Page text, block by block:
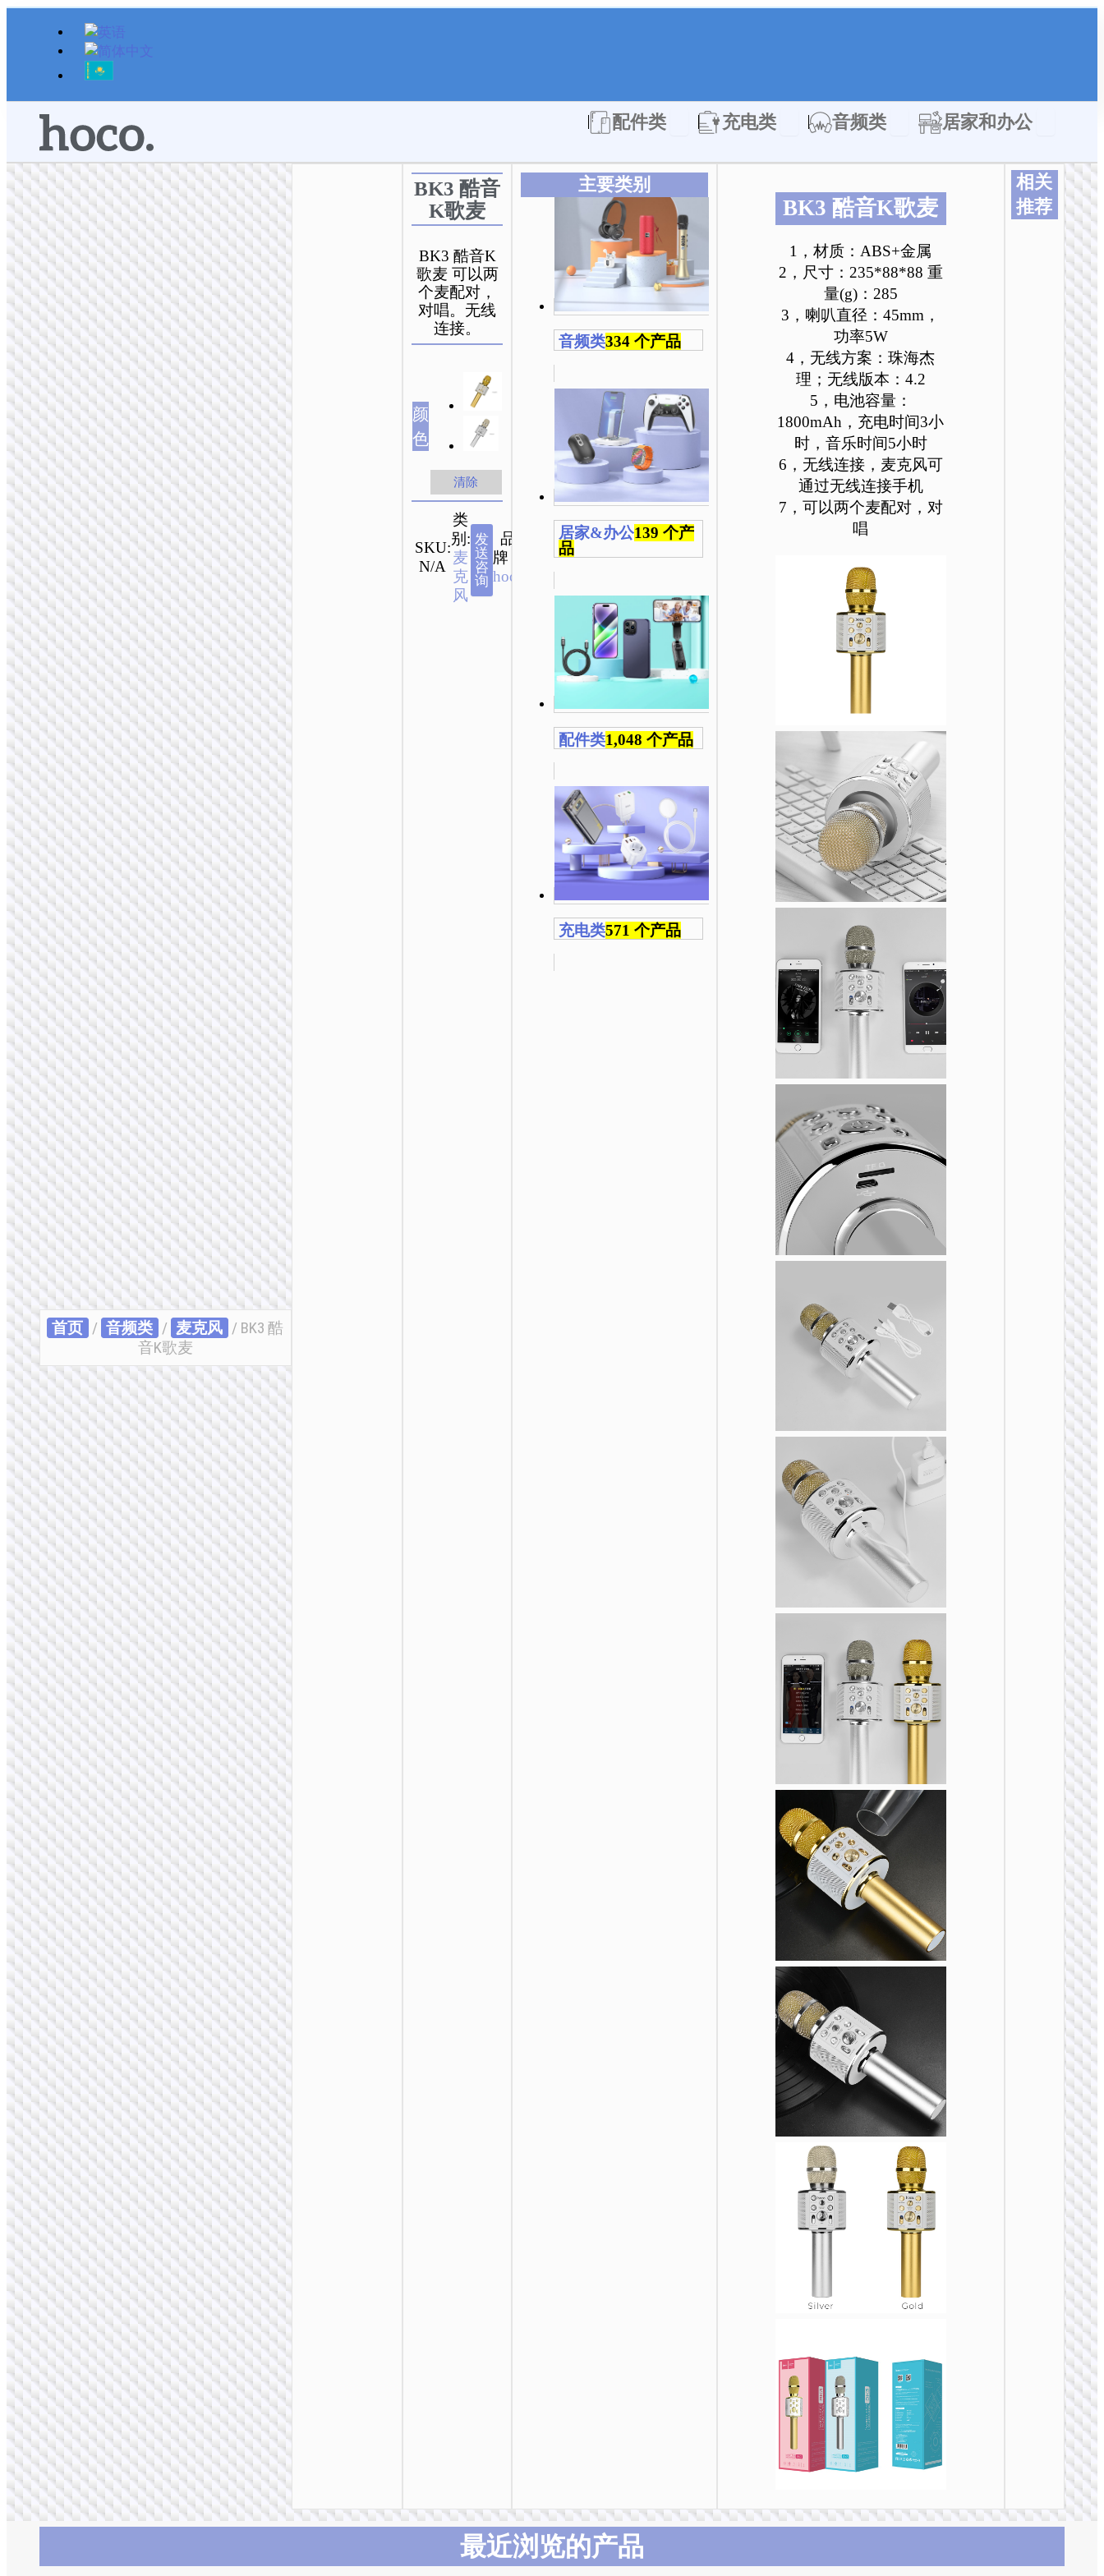
跳
配件类 Open 配件类充电类 Open 充电类音频类 Open 音频类居家和办公
首页 / 音频类 / 麦克风 / BK3 酷
音K歌麦
BK3 酷音
K歌麦
BK3 酷音K
歌麦 可以两
个麦配对，
对唱。无线
连接。
颜
色
清除
SKU:
N/A
类
别:
麦
克
风
发
送
咨
询
品
牌：
hoco
主要类别
音频类334 个产品
居家&办公139 个产
品
配件类1,048 个产品
充电类571 个产品
BK3 酷音K歌麦
1，材质：ABS+金属
2，尺寸：235*88*88 重
量(g)：285
3，喇叭直径：45mm，
功率5W
4，无线方案：珠海杰
理；无线版本：4.2
5，电池容量：
1800mAh，充电时间3小
时，音乐时间5小时
6，无线连接，麦克风可
通过无线连接手机
7，可以两个麦配对，对
唱
相关
推荐
麦克风
L17 双
磁吸领
式无线
字麦克
本
产
品
有
多
种
变
体
可
在
产
品
页
面
上
选
择
这
些
选
项
麦克风
L15 双
清唛领
式无线
字麦克
ver.
本
产
品
有
多
种
变
体
可
在
产
品
页
面
上
选
择
这
些
选
项
麦克风
L15 清
夹式无
数字麦
风
ver.
本
产
品
有
多
种
变
体
可
在
产
品
页
面
上
选
择
这
些
选
项
麦克风
L15 清
夹式无
数字麦
风 iP
本
产
品
有
多
种
变
体
可
在
产
品
页
面
上
选
择
这
些
选
项
麦克风
BK9 唱
歌麦
本
产
品
有
多
种
变
体
可
在
产
品
页
面
上
选
择
这
些
选
项
浩酷精
S31 直
线麦克
三合一
收器
本
产
品
有
多
种
变
体
可
在
产
品
页
面
上
选
择
这
些
选
项
最近浏览的产品